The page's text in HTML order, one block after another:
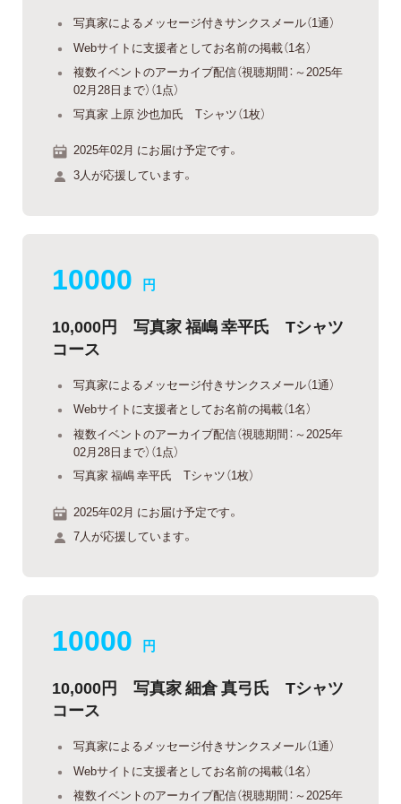
写真家によるメッセージ付きサンクスメール（1通）
Webサイトに支援者としてお名前の掲載（1名）
複数イベントのアーカイブ配信（視聴期間：～2025年
02月28日まで）（1点）
写真家 上原 沙也加氏 Tシャツ（1枚）
2025年02月 にお届け予定です。
3人が応援しています。
10000 円
10,000円 写真家 福嶋 幸平氏 Tシャツ
コース
写真家によるメッセージ付きサンクスメール（1通）
Webサイトに支援者としてお名前の掲載（1名）
複数イベントのアーカイブ配信（視聴期間：～2025年
02月28日まで）（1点）
写真家 福嶋 幸平氏 Tシャツ（1枚）
2025年02月 にお届け予定です。
7人が応援しています。
10000 円
10,000円 写真家 細倉 真弓氏 Tシャツ
コース
写真家によるメッセージ付きサンクスメール（1通）
Webサイトに支援者としてお名前の掲載（1名）
複数イベントのアーカイブ配信（視聴期間：～2025年